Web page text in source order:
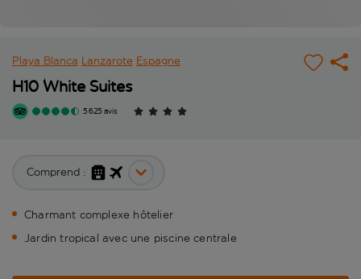
Playa Blanca Lanzarote Espagne
H10 White Suites
5 625 avis
Comprend :
Charmant complexe hôtelier
Jardin tropical avec une piscine centrale